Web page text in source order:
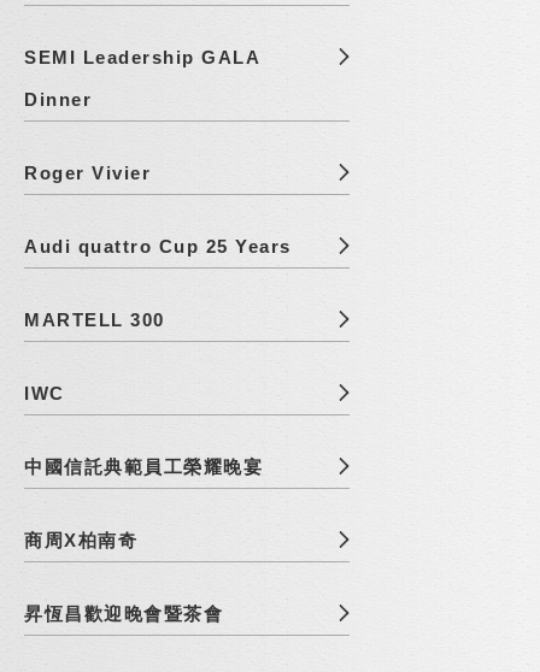
SEMI Leadership GALA
Dinner
Roger Vivier
Audi quattro Cup 25 Years
MARTELL 300
IWC
中國信託典範員工榮耀晚宴
商周X柏南奇
昇恆昌歡迎晚會暨茶會